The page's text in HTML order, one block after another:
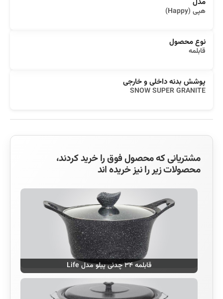
هپی (Happy)
نوع محصول
قابلمه
پوشش بدنه داخلی و خارجی
SNOW SUPER GRANITE
مشتریانی که محصول فوق را خرید کردند،
محصولات زیر را نیز خریده اند
قابلمه ۳۴ چدنی پیلو مدل Life